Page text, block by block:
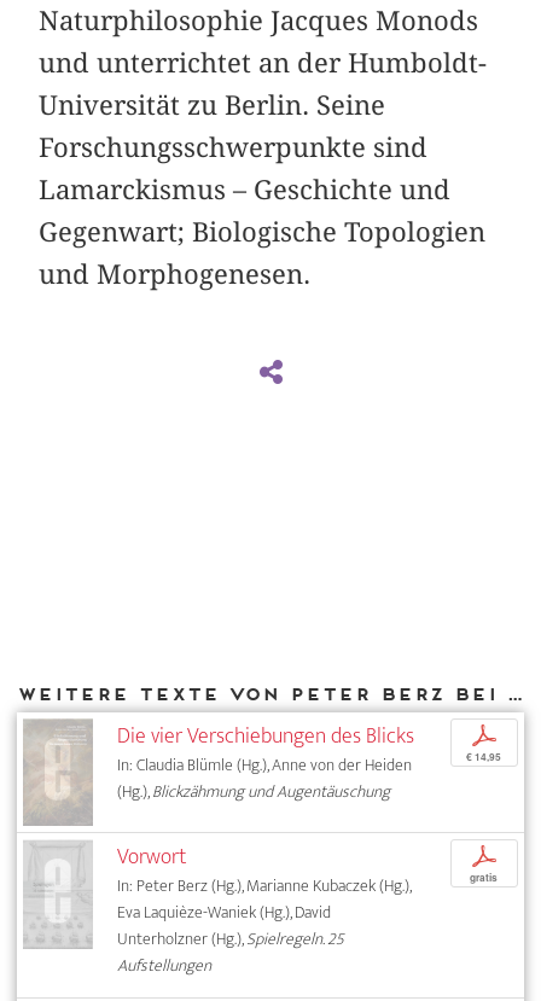
Naturphilosophie Jacques Monods
und unterrichtet an der Humboldt-
Universität zu Berlin. Seine
Forschungsschwerpunkte sind
Lamarckismus – Geschichte und
Gegenwart; Biologische Topologien
und Morphogenesen.
Weitere Texte von Peter Berz bei DIAPHANES
Die vier Verschiebungen des Blicks
In: Claudia Blümle (Hg.), Anne von der Heiden
(Hg.),Blickzähmung und Augentäuschung
p
€ 14,95
Vorwort
In: Peter Berz (Hg.), Marianne Kubaczek (Hg.),
Eva Laquièze-Waniek (Hg.), David
Unterholzner (Hg.),Spielregeln. 25
Aufstellungen
p
gratis